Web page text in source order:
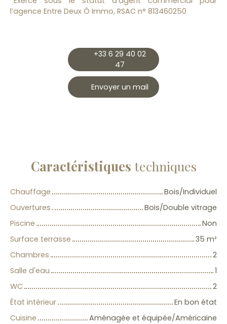
l’agence Entre Deux Ô Immo, RSAC n° 813460250
+33 6 29 40 02
47
Envoyer un mail
Caractéristiques techniques
Chauffage
Bois/Individuel
Ouvertures
Bois/Double vitrage
Piscine
Non
Surface terrasse
35 m²
Chambres
2
Salle d'eau
1
WC
2
État intérieur
En bon état
Cuisine
Aménagée et équipée/Américaine